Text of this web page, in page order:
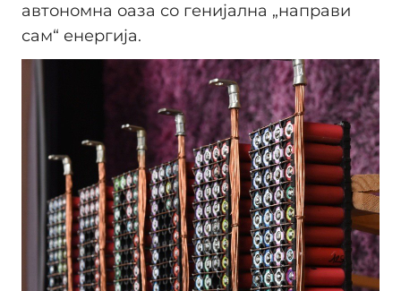
автономна оаза со генијална „направи
сам“ енергија.